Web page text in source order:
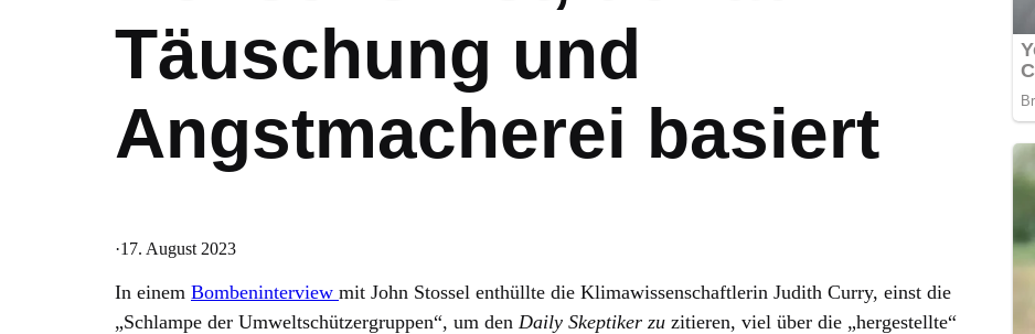
Täuschung und
Angstmacherei basiert
·17. August 2023
In einem Bombeninterview mit John Stossel enthüllte die Klimawissenschaftlerin Judith Curry, einst die
„Schlampe der Umweltschützergruppen“, um den Daily Skeptiker zu zitieren, viel über die „hergestellte“